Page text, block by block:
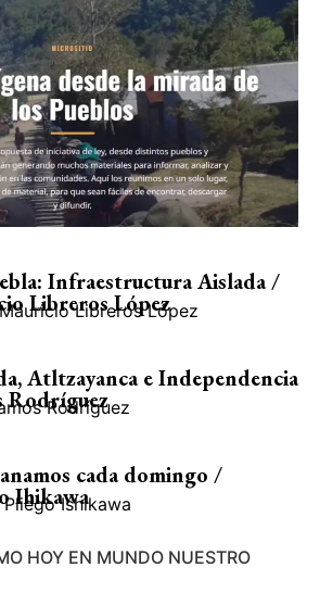
Infraestructura Aislada /
Libreros López
Libreros López
Atltzayanca e Independencia
Rodríguez
Rodríguez
cada domingo /
IhikawaIshikawa
HOY EN MUNDO NUESTRO